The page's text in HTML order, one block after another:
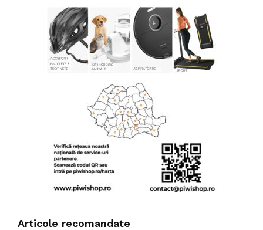
Articole recomandate